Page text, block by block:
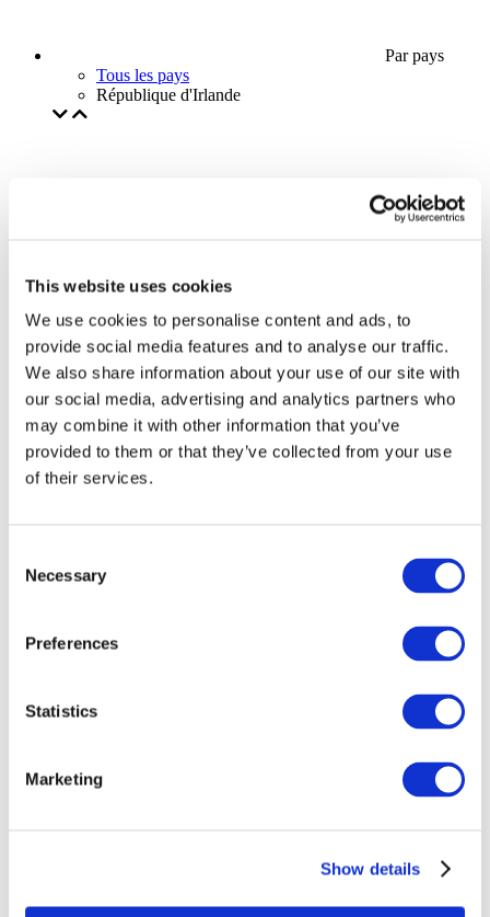
This website uses cookies
We use cookies to personalise content and ads, to
provide social media features and to analyse our traffic.
We also share information about your use of our site with
our social media, advertising and analytics partners who
may combine it with other information that you’ve
provided to them or that they’ve collected from your use
of their services.
Selection
Necessary
Preferences
Statistics
Marketing
Show details
Par pays
Tous les pays
République d'Irlande
Événements